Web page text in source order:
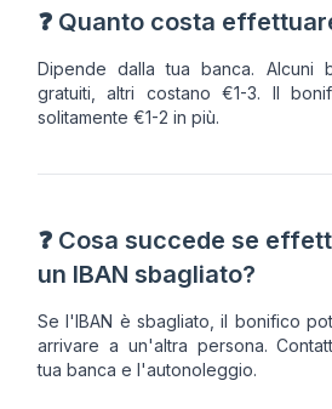
❓ Quanto costa
Dipende dalla tua banca. Alcuni
gratuiti, altri costano €1-3. Il
solitamente €1-2 in più.
❓ Cosa succede se
un IBAN sbagliato?
Se l'IBAN è sbagliato, il bonifico
arrivare a un'altra persona.
tua banca e l'autonoleggio.